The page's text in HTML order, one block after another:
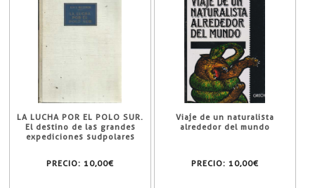
LA LUCHA POR EL POLO SUR.
El destino de las grandes
expediciones sudpolares
PRECIO: 10,00€
Viaje de un naturalista
alrededor del mundo
PRECIO: 10,00€